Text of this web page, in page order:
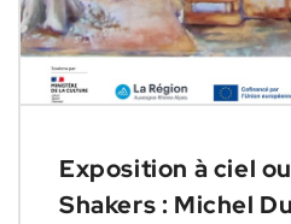
Exposition à ciel
Shakers : Michel